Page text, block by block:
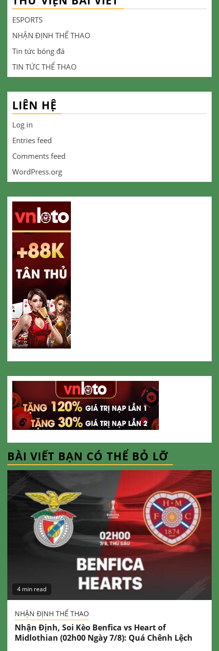
ESPORTS
NHẬN ĐỊNH THỂ THAO
Tin tức bóng đá
TIN TỨC THỂ THAO
LIÊN HỆ
Log in
Entries feed
Comments feed
WordPress.org
BÀI VIẾT BẠN CÓ THỂ BỎ LỠ
4 min read
NHẬN ĐỊNH THỂ THAO
Nhận Định, Soi Kèo Benfica vs Heart of
Midlothian (02h00 Ngày 7/8): Quá Chênh Lệch